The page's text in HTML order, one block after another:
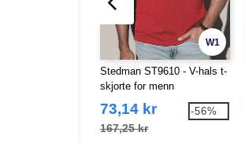
W1
Stedman ST9610 - V-hals t-
skjorte for menn
73,14 kr
167,25 kr
-56%